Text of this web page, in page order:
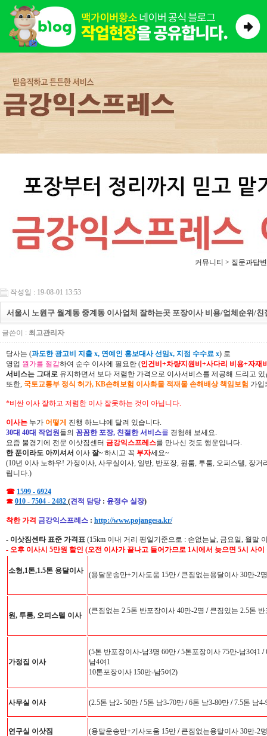
커뮤니티 > 질문과답변
작성일 : 19-08-01 13:53
서울시 노원구 월계동 중계동 이사업체 잘하는곳 포장이사 비용/업체순위/친
글쓴이 : 최고관리자
당사는 (과도한 광고비 지출 x, 연예인 홍보대사 선임x, 지점 수수료 x) 로
영업 원가를 절감하여 순수 이사에 필요한 (인건비+차량지원비+사다리 비용+자재
서비스는 그대로 유지하면서 보다 저렴한 가격으로 이사서비스를 제공해 드리고 있
또한, 국토교통부 정식 허가, KB손해보험 이사화물 적재물 손해배상 책임보험 가입
*비싼 이사 잘하고 저렴한 이사 잘못하는 것이 아닙니다.
이사는 누가 어떻게 진행 하느냐에 달려 있습니다.
30대 40대 작업원들의 꼼꼼한 포장, 친절한 서비스를 경험해 보세요.
요즘 불경기에 전문 이삿짐센터 금강익스프레스를 만나신 것도 행운입니다.
한 푼이라도 아끼셔서 이사 잘~ 하시고 꼭 부자세요~
(10년 이사 노하우! 가정이사, 사무실이사, 일반, 반포장, 원룸, 투룸, 오피스텔, 장
립니다.)
☎ 1599 - 6924
☎ 010 - 7504 - 2482 (견적 담당 : 윤정수 실장)
착한 가격 금강익스프레스 : http://www.pojangesa.kr/
- 이삿짐센타 표준 가격표 (15km 이내 거리 평일기준으로 : 손없는날, 금요일, 월말
- 오후 이사시 5만원 할인 (오전 이사가 끝나고 들어가므로 1시에서 늦으면 5시 사
소형,1톤,1.5톤 용달이사 (용달운송만+기사도움 15만 /큰짐없는용달이사 30만-2명
원, 투룸, 오피스텔 이사
(큰짐없는 2.5톤 반포장이사 40만-2명 /큰짐있는 2.5톤 반
가정집 이사
(5톤 반포장이사-남3명 60만 /5톤포장이사 75만-남3여1 /
남4여1
10톤포장이사 150만-남5여2)
사무실 이사 (2.5톤 남2- 50만 /5톤 남3-70만 /6톤 남3-80만 /7.5톤 남
연구실 이삿짐 (용달운송만+기사도움 15만 /큰짐없는용달이사 30만-2